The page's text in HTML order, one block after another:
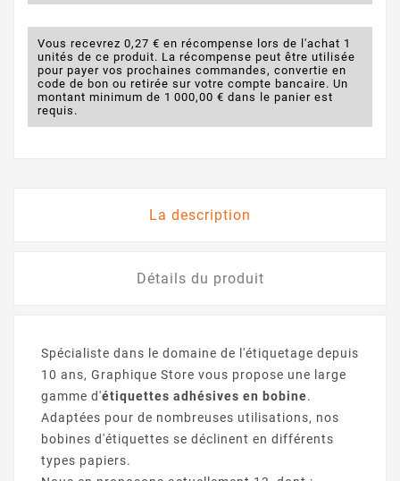
Vous recevrez 0,27 € en récompense lors de l'achat 1
unités de ce produit. La récompense peut être utilisée
pour payer vos prochaines commandes, convertie en
code de bon ou retirée sur votre compte bancaire. Un
montant minimum de 1 000,00 € dans le panier est
requis.
La description
Détails du produit
Spécialiste dans le domaine de l'étiquetage depuis
10 ans, Graphique Store vous propose une large
gamme d'étiquettes adhésives en bobine.
Adaptées pour de nombreuses utilisations, nos
bobines d'étiquettes se déclinent en différents
types papiers.